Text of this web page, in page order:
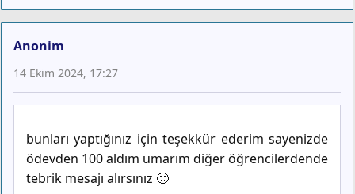
Anonim
14 Ekim 2024, 17:27
bunları yaptığınız için teşekkür ederim sayenizde
ödevden 100 aldım umarım diğer öğrencilerdende
tebrik mesajı alırsınız 🙂